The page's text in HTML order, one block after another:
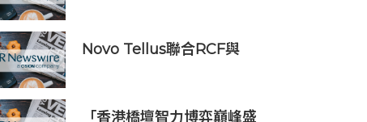
Novo Tellus聯合RCF與
「香港橋壇智力博弈巔峰盛